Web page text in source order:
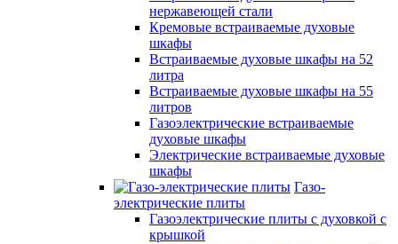
нержавеющей стали
Кремовые встраиваемые духовые
шкафы
Встраиваемые духовые шкафы на 52
литра
Встраиваемые духовые шкафы на 55
литров
Газоэлектрические встраиваемые
духовые шкафы
Электрические встраиваемые духовые
шкафы
Газо-
электрические плиты
Газоэлектрические плиты с духовкой с
крышкой